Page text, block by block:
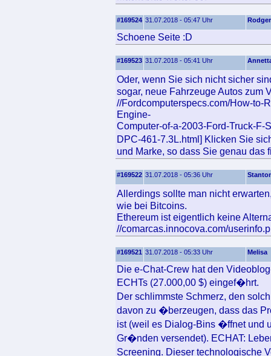
#169524 31.07.2018 - 05:47 Uhr Rodger
Schoene Seite :D
#169523 31.07.2018 - 05:41 Uhr
Oder, wenn Sie sich nicht sicher
sogar, neue Fahrzeuge Autos zum
//Fordcomputerspecs.com/How-to-
Engine-
Computer-of-a-2003-Ford-Truck-
DPC-461-7.3L.html] Klicken Sie
und Marke, so dass Sie genau das
#169522 31.07.2018 - 05:36 Uhr
Allerdings sollte man nicht
wie bei Bitcoins.
Ethereum ist eigentlich keine
//comarcas.innocova.com/
#169521 31.07.2018 - 05:33 Uhr Melisa
Die e-Chat-Crew hat den
ECHTs (27.000,00 $) eingef�hrt.
Der schlimmste Schmerz, den
davon zu �berzeugen, dass das
ist (weil es Dialog-Bins �ffnet und
Gr�nden versendet). ECHAT:
Screening. Dieser technologische